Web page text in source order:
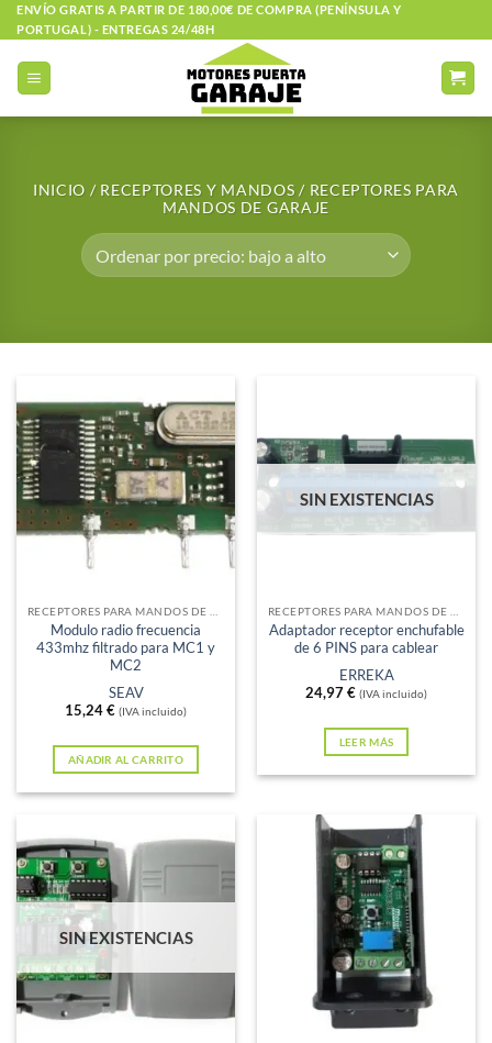
Saltar
al
contenido
ENVÍO GRATIS A PARTIR DE 180,00€ DE COMPRA (PENÍNSULA Y
PORTUGAL) - ENTREGAS 24/48H
INICIO / RECEPTORES Y MANDOS /RECEPTORES PARA
MANDOS DE GARAJE
RECEPTORES PARA MANDOS DE GARAJE
Modulo radio frecuencia
433mhz filtrado para MC1 y
MC2
SEAV
15,24€ (IVA incluido)
AÑADIR AL CARRITO
SIN EXISTENCIAS
RECEPTORES PARA MANDOS DE GARAJE
Adaptador receptor enchufable
de 6 PINS para cablear
ERREKA
24,97€ (IVA incluido)
LEER MÁS
SIN EXISTENCIAS